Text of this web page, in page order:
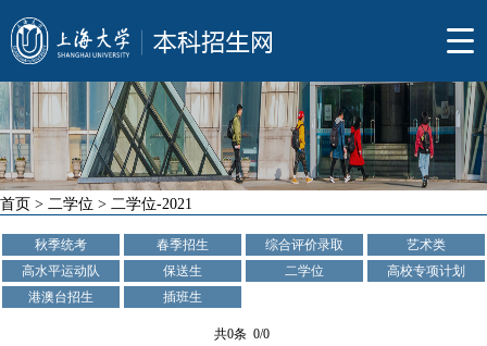
首页 > 二学位 > 二学位-2021
秋季统考 春季招生 综合评价录取
艺术类
高水平运动队
保送生 二学位
高校专项计划
港澳台招生
插班生
共0条 0/0